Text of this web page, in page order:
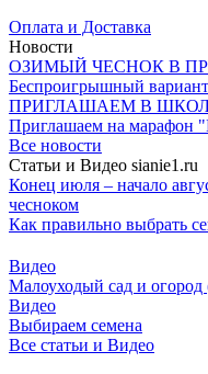
Оплата и Доставка
Новости
ОЗИМЫЙ ЧЕСНОК В
Беспроигрышный вариант
ПРИГЛАШАЕМ В
Приглашаем на
Все новости
Статьи и Видео sianie1.ru
Конец июля – начало
чесноком
Как правильно выбрать
Видео
Малоуходый сад и огород
Видео
Выбираем семена
Все cтатьи и Видео